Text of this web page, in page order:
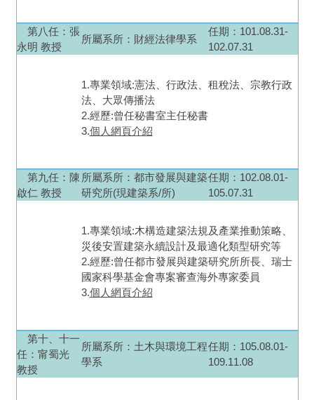
第八任：張
永明 教授
所屬系所： 財經法律學系
任期：101.08.31-
102.07.31
1.專業領域:憲法、行政法、租稅法、宗教行政
法、大眾傳播法
2.經歷:曾任秘書室主任秘書
3.個人網頁介紹
第九任：陳
啟仁 教授
所屬系所： 都市發展與建築
研究所(現建築系/所)
任期：102.08.01-
105.07.31
1.專業領域:木構造建築法規及產業推動策略、
災後安置建築永續設計及最適化類型研究等
2.經歷:曾任都市發展與建築研究所所長、瑞士
國家科學基金會專案審查海外專家委員
3.個人網頁介紹
第十、十一
任：甯蜀光
教授
所屬系所： 土木與環境工程
學系
任期：105.08.01-
109.11.08